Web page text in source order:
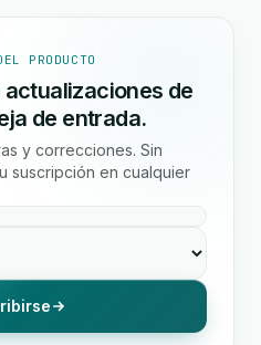
PRODUCTO
de
de entrada.
y correcciones. Sin
suscripción en cualquier